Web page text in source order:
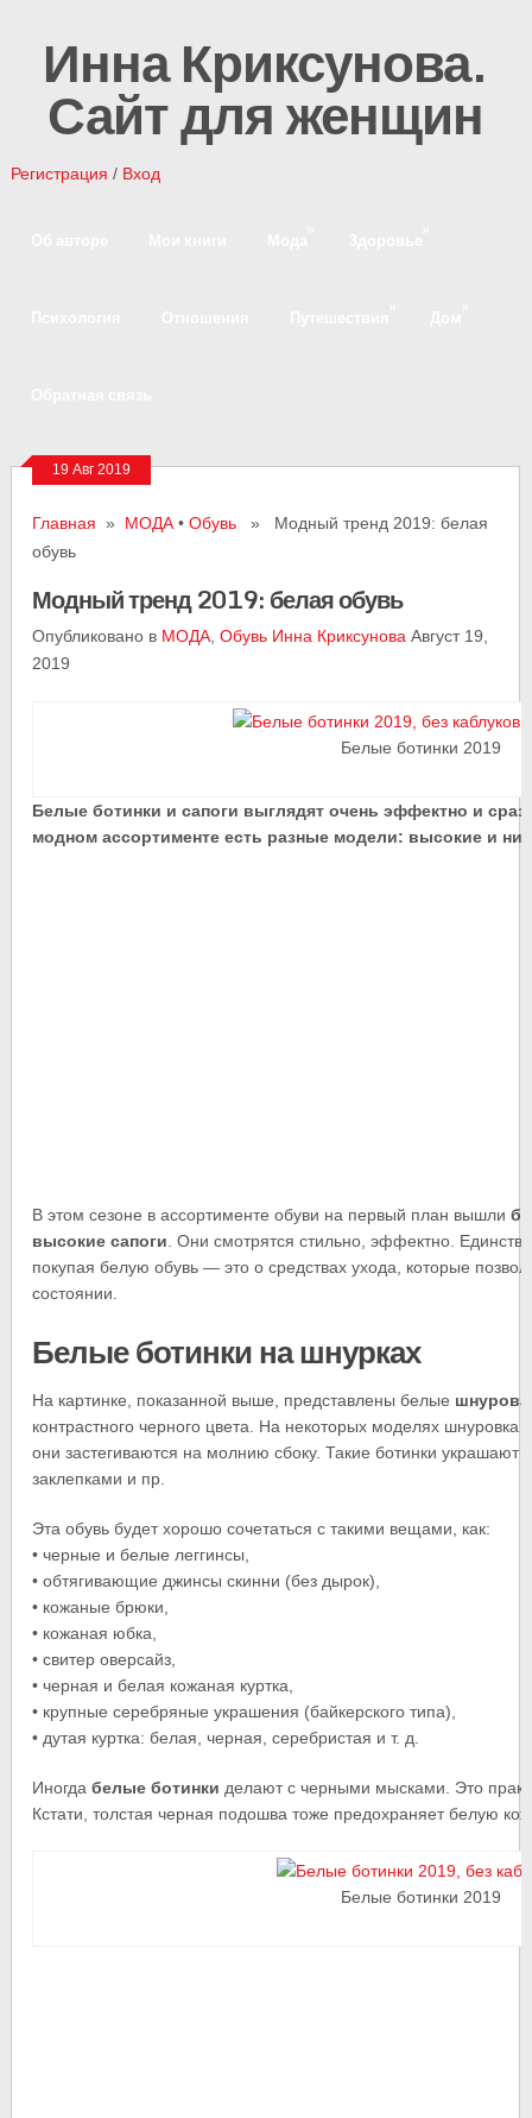
Инна Криксунова.
Сайт для женщин
Регистрация / Вход
19 Авг 2019
Главная » МОДА •Обувь » Модный тренд 2019: белая
обувь
Модный тренд 2019: белая обувь
Опубликовано в МОДА ,Обувь Инна Криксунова Август 19,
2019
Белые ботинки 2019
Белые ботинки и сапоги выглядят очень эффектно и
модном ассортименте есть разные модели: высокие и
В этом сезоне в ассортименте обуви на первый план вышли
высокие сапоги . Они смотрятся стильно, эффектно.
покупая белую обувь — это о средствах ухода, которые
состоянии.
Белые ботинки на шнурках
На картинке, показанной выше, представлены белые
контрастного черного цвета. На некоторых моделях
они застегиваются на молнию сбоку. Такие ботинки
заклепками и пр.
Эта обувь будет хорошо сочетаться с такими вещами, как:
• черные и белые леггинсы,
• обтягивающие джинсы скинни (без дырок),
• кожаные брюки,
• кожаная юбка,
• свитер оверсайз,
• черная и белая кожаная куртка,
• крупные серебряные украшения (байкерского типа),
• дутая куртка: белая, черная, серебристая и т. д.
Иногдабелые ботинки делают с черными мысками. Это
Кстати, толстая черная подошва тоже предохраняет белую
Белые ботинки 2019